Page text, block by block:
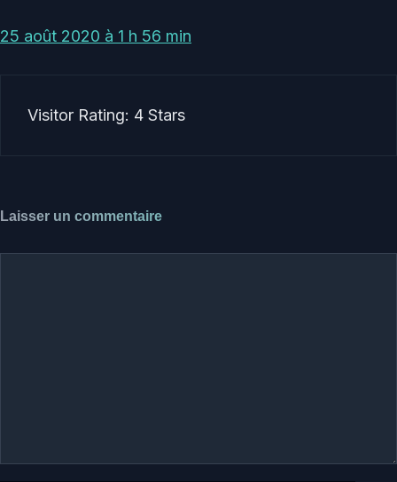
25 août 2020 à 1 h 56 min
Visitor Rating: 4 Stars
Laisser un commentaire